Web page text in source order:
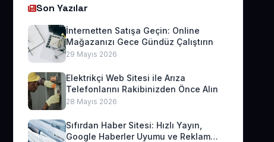
Son Yazılar
İnternetten Satışa Geçin: Online
Mağazanızı Gece Gündüz Çalıştırın
29 Mayıs 2026
Elektrikçi Web Sitesi ile Arıza
Telefonlarını Rakibinizden Önce Alın
28 Mayıs 2026
Sıfırdan Haber Sitesi: Hızlı Yayın,
Google Haberler Uyumu ve Reklam